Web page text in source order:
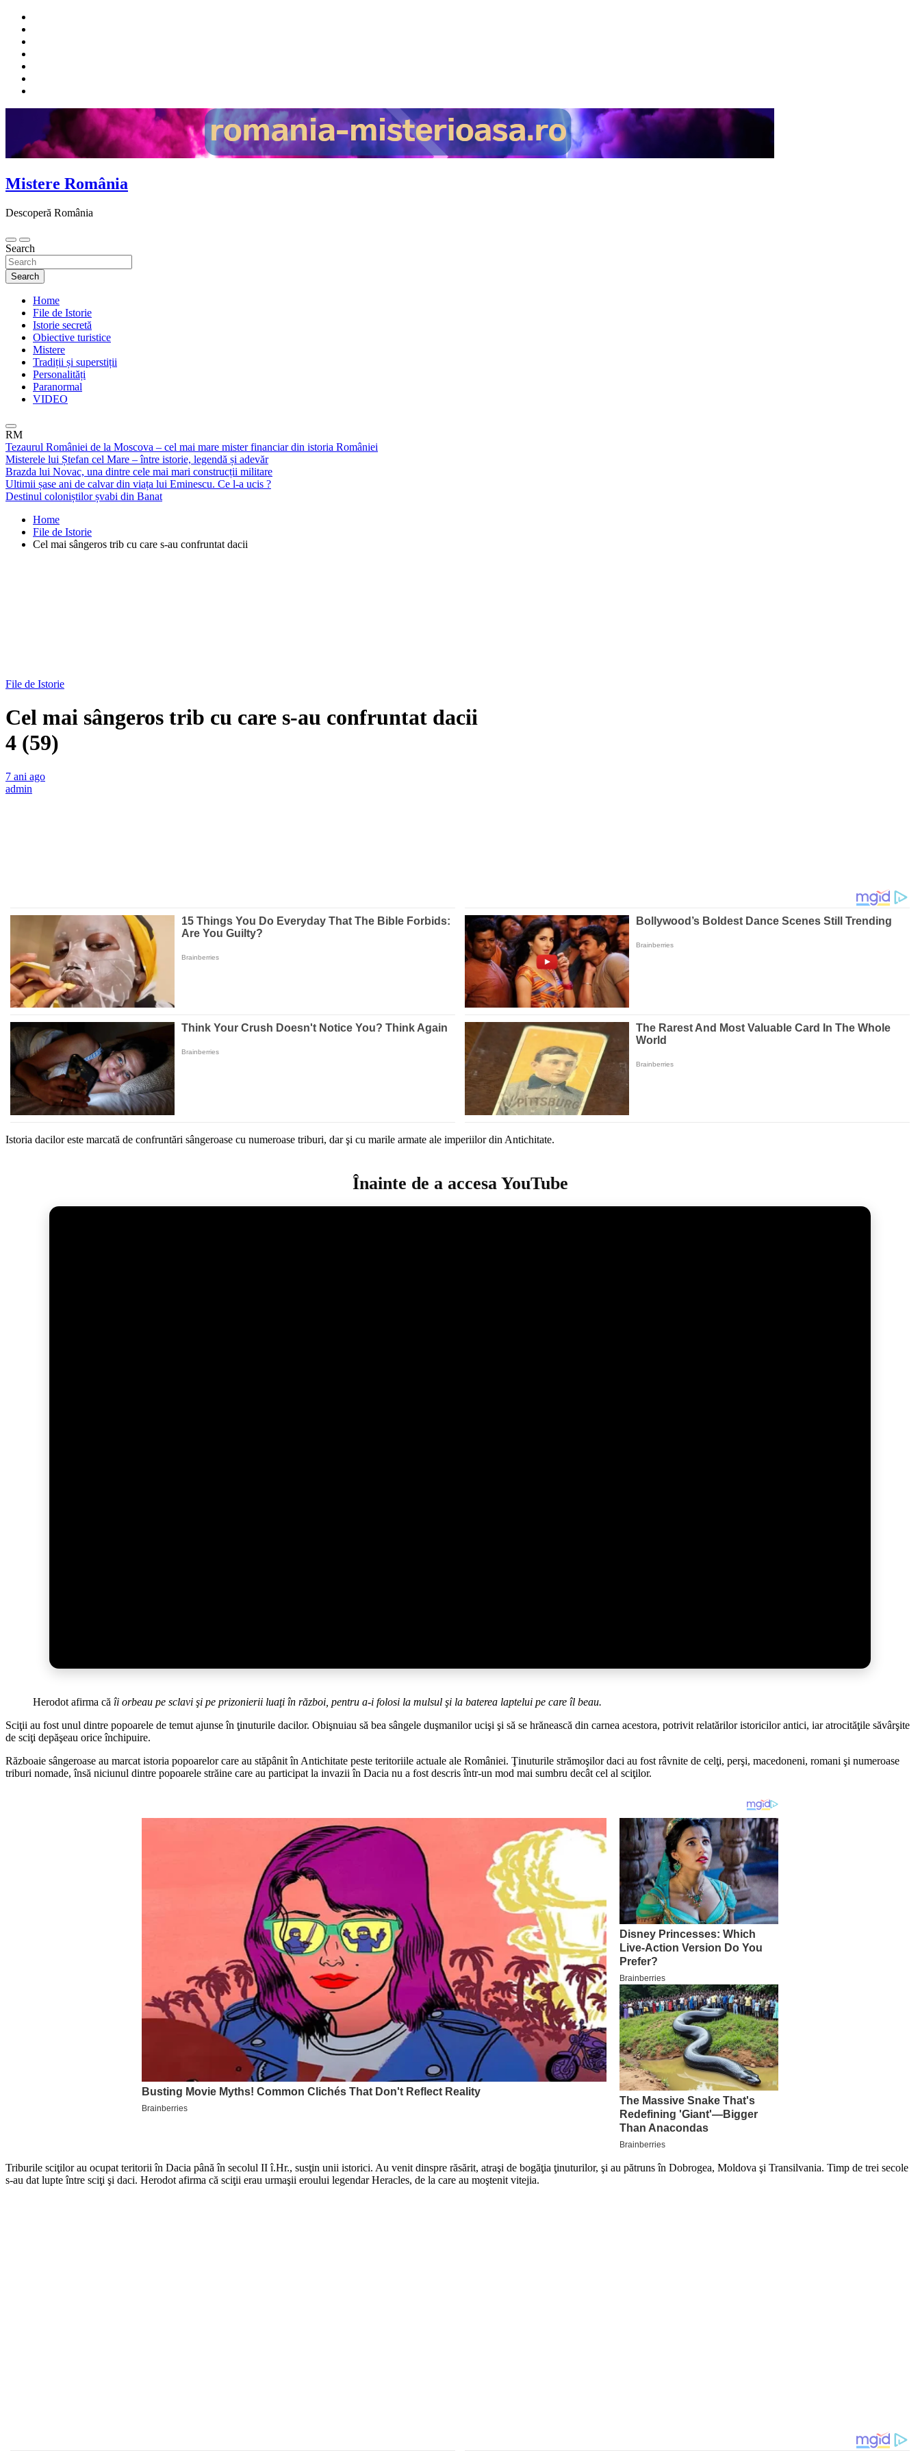
Skip
content
Mistere România
Descoperă România
Search
Search
Home
File de Istorie
Istorie secretă
Obiective turistice
Mistere
Tradiții și superstiții
Personalități
Paranormal
VIDEO
RM
Tezaurul României de la Moscova – cel mai mare mister financiar din istoria României
Misterele lui Ștefan cel Mare – între istorie, legendă și adevăr
Brazda lui Novac, una dintre cele mai mari construcții militare
Ultimii șase ani de calvar din viața lui Eminescu. Ce l-a ucis ?
Destinul coloniștilor șvabi din Banat
Home
File de Istorie
Cel mai sângeros trib cu care s-au confruntat dacii
File de Istorie
Cel mai sângeros trib cu care s-au confruntat dacii
4 (59)
7 ani ago
admin
Istoria dacilor este marcată de confruntări sângeroase cu numeroase triburi, dar şi cu marile armate ale imperiilor din Antichitate.
Înainte de a accesa YouTube
Herodot afirma că îi orbeau pe sclavi şi pe prizonierii luaţi în război, pentru a-i folosi la mulsul şi la baterea laptelui pe care îl beau.
Sciţii au fost unul dintre popoarele de temut ajunse în ţinuturile dacilor. Obişnuiau să bea sângele duşmanilor ucişi şi să se hrănească din carnea acestora, potrivit relatărilor istoricilor antici, iar atrocităţile săvârşite
de sciţi depăşeau orice închipuire.
Războaie sângeroase au marcat istoria popoarelor care au stăpânit în Antichitate peste teritoriile actuale ale României. Ţinuturile strămoşilor daci au fost râvnite de celţi, perşi, macedoneni, romani şi numeroase
triburi nomade, însă niciunul dintre popoarele străine care au participat la invazii în Dacia nu a fost descris într-un mod mai sumbru decât cel al sciţilor.
Triburile sciţilor au ocupat teritorii în Dacia până în secolul II î.Hr., susţin unii istorici. Au venit dinspre răsărit, atraşi de bogăţia ţinuturilor, şi au pătruns în Dobrogea, Moldova şi Transilvania. Timp de trei secole
s-au dat lupte între sciţi şi daci. Herodot afirma că sciţii erau urmaşii eroului legendar Heracles, de la care au moştenit vitejia.